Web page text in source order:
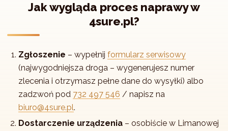
Jak wygląda proces naprawy w
4sure.pl?
Zgłoszenie – wypełnijformularz serwisowy
(najwygodniejsza droga – wygenerujesz numer
zlecenia i otrzymasz pełne dane do wysyłki) albo
zadzwoń pod 732 497 546 / napisz na
biuro@4sure.pl.
Dostarczenie urządzenia – osobiście w Limanowej